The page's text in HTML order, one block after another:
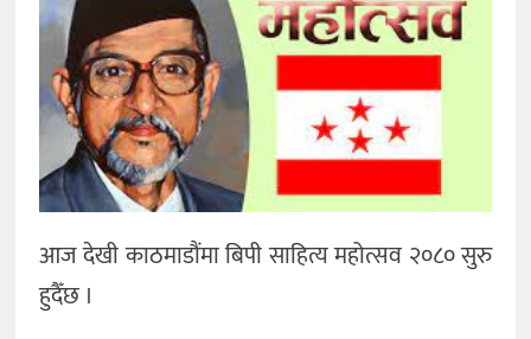
आज देखी काठमाडौंमा बिपी साहित्य महोत्सव २०८० सुरु
हुदैँछ ।